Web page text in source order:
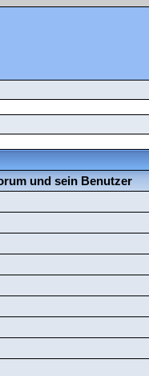
und sein Benutzer